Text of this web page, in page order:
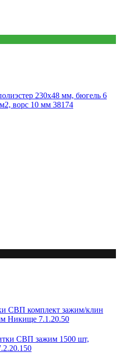
230x48 мм, бюгель 6
ворс 10 мм 38174
СВП комплект зажим/клин
Никище 7.1.20.50